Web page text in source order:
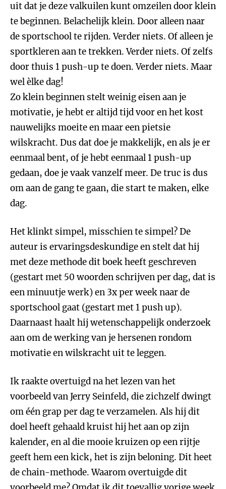
uit dat je deze valkuilen kunt omzeilen door klein
te beginnen. Belachelijk klein. Door alleen naar
de sportschool te rijden. Verder niets. Of alleen je
sportkleren aan te trekken. Verder niets. Of zelfs
door thuis 1 push-up te doen. Verder niets. Maar
wel èlke dag!
Zo klein beginnen stelt weinig eisen aan je
motivatie, je hebt er altijd tijd voor en het kost
nauwelijks moeite en maar een pietsie
wilskracht. Dus dat doe je makkelijk, en als je er
eenmaal bent, of je hebt eenmaal 1 push-up
gedaan, doe je vaak vanzelf meer. De truc is dus
om aan de gang te gaan, die start te maken, elke
dag.
Het klinkt simpel, misschien te simpel? De
auteur is ervaringsdeskundige en stelt dat hij
met deze methode dit boek heeft geschreven
(gestart met 50 woorden schrijven per dag, dat is
een minuutje werk) en 3x per week naar de
sportschool gaat (gestart met 1 push up).
Daarnaast haalt hij wetenschappelijk onderzoek
aan om de werking van je hersenen rondom
motivatie en wilskracht uit te leggen.
Ik raakte overtuigd na het lezen van het
voorbeeld van Jerry Seinfeld, die zichzelf dwingt
om één grap per dag te verzamelen. Als hij dit
doel heeft gehaald kruist hij het aan op zijn
kalender, en al die mooie kruizen op een rijtje
geeft hem een kick, het is zijn beloning. Dit heet
de chain-methode. Waarom overtuigde dit